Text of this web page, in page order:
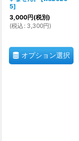
5]
3,000円(税別)
(税込 : 3,300円)
オプション選択